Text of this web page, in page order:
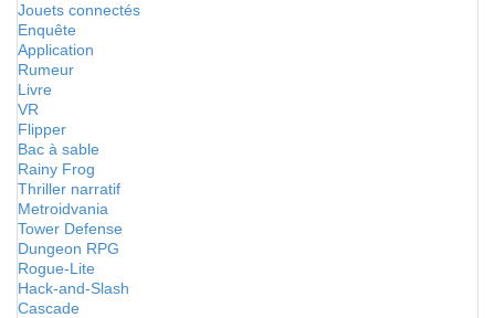
Jouets connectés
Enquête
Application
Rumeur
Livre
VR
Flipper
Bac à sable
Rainy Frog
Thriller narratif
Metroidvania
Tower Defense
Dungeon RPG
Rogue-Lite
Hack-and-Slash
Cascade